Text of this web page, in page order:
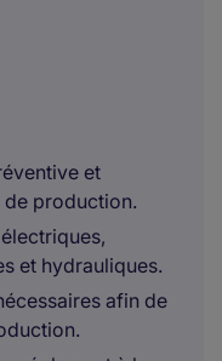
et
de production.
et hydrauliques.
afin de